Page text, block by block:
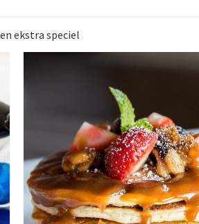
mad ude
Sjælland